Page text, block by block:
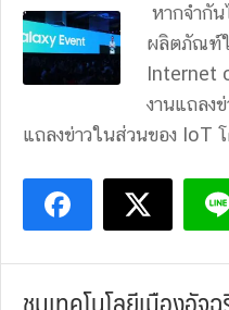
หากจำกัน
ผลิตภัณฑ์
Internet
งานแถลง
แถลงข่าวในส่วนของ IoT